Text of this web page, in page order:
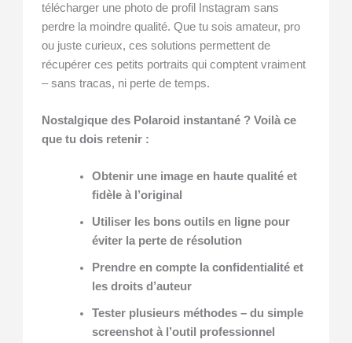
télécharger une photo de profil Instagram sans
perdre la moindre qualité. Que tu sois amateur, pro
ou juste curieux, ces solutions permettent de
récupérer ces petits portraits qui comptent vraiment
– sans tracas, ni perte de temps.
Nostalgique des Polaroid instantané ? Voilà ce
que tu dois retenir :
Obtenir une image en haute qualité et
fidèle à l’original
Utiliser les bons outils en ligne pour
éviter la perte de résolution
Prendre en compte la confidentialité et
les droits d’auteur
Tester plusieurs méthodes – du simple
screenshot à l’outil professionnel